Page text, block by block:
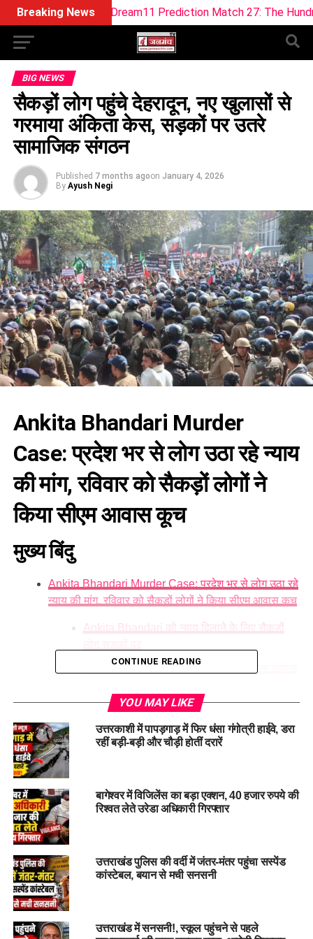
Breaking News
WEF-W Dream11 Prediction Match 27: The Hundred Women
BIG NEWS
सैकड़ों लोग पहुंचे देहरादून, नए खुलासों से
गरमाया अंकिता केस, सड़कों पर उतरे
सामाजिक संगठन
Published 7 months agoon January 4, 2026
By Ayush Negi
Ankita Bhandari Murder
Case:प्रदेश भर से लोग उठा रहे न्याय
की मांग, रविवार को सैकड़ों लोगों ने
किया सीएम आवास कूच
मुख्य बिंदु
Ankita Bhandari Murder Case: प्रदेश भर से लोग उठा रहे
न्याय की मांग, रविवार को सैकड़ों लोगों ने किया सीएम आवास कूच
Ankita Bhandari को न्याय दिलाने के लिए सैकड़ों
विपक्षी दलों और सामजिक संगठनों ने किया सीएम आवास
प्रदेश भर से लोग देहरादून पहुंचकर जाता रहे हैं विरोध
सरकार की चुप्पी को लेकर विपक्ष का हमला तेज़
Ankita Bhandari Murder Case:
bhandari Murder Case के दुबारा सुर्ख़ियों में आने के बाद से लोगों का
आक्रोश लगातार बढ़ता जा रहा है। दोषियों के खिलाफ लोगों का आक्रोश
फिर से सड़कों पर दिखने लगा है। अंकिता हत्याकांड में वीआईपी का
खुलासा करने वाली रिकॉर्डिंग के वायरल होने से लोग सरकार के खिलाफ
CONTINUE READING
YOU MAY LIKE
उत्तरकाशी में पापड़गाड़ में फिर धंसा गंगोत्री हाईवे, डरा
रहीं बड़ी-बड़ी और चौड़ी होतीं दरारें
बागेश्वर में विजिलेंस का बड़ा एक्शन, 40 हजार रुपये की
रिश्वत लेते उरेडा अधिकारी गिरफ्तार
उत्तराखंड पुलिस की वर्दी में जंतर-मंतर पहुंचा सस्पेंड
कांस्टेबल, बयान से मची सनसनी
उत्तराखंड में सनसनी!, स्कूल पहुंचने से पहले